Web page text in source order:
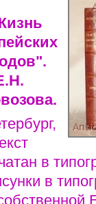
в
в